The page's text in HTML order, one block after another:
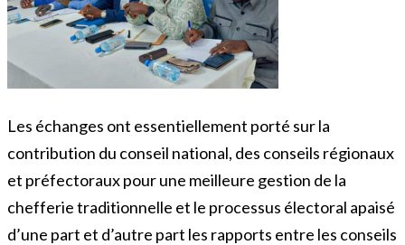
Les échanges ont essentiellement porté sur la
contribution du conseil national, des conseils régionaux
et préfectoraux pour une meilleure gestion de la
chefferie traditionnelle et le processus électoral apaisé
d’une part et d’autre part les rapports entre les conseils